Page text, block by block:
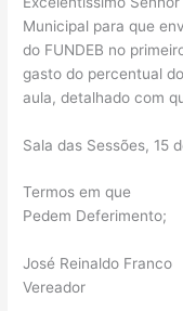
Municipal para que
do FUNDEB no
gasto do percentual
aula, detalhado com
Sala das Sessões, 15
Termos em que
Pedem Deferimento;
José Reinaldo Franco
Vereador